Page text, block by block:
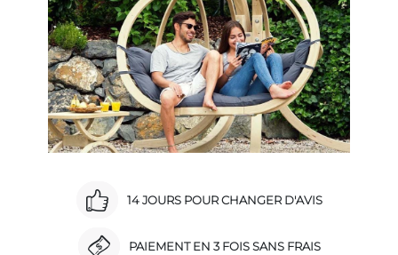
14 JOURS POUR CHANGER D'AVIS
PAIEMENT EN 3 FOIS SANS FRAIS